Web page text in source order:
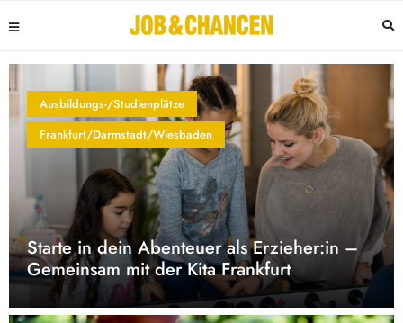
Ausbildungs-/Studienplätze
Frankfurt/Darmstadt/Wiesbaden
Starte in dein Abenteuer als Erzieher:in –
Gemeinsam mit der Kita Frankfurt